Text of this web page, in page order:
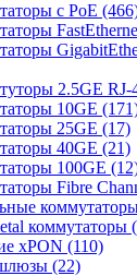
с PoE
2.5GE RJ-
10GE
25GE (17)
40GE (21)
100GE
Fibre
коммутаторы
xPON (110)
(22)